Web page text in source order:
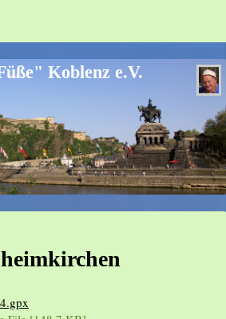
Koblenz e.V.